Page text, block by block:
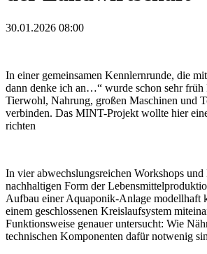
30.01.2026 08:00
In einer gemeinsamen Kennlernrunde, die
dann denke ich an…“ wurde schon sehr
Tierwohl, Nahrung, großen Maschinen und
verbinden. Das MINT-Projekt wollte hier
richten
In vier abwechslungsreichen Workshops
nachhaltigen Form der
Aufbau einer Aquaponik-Anlage modellhaft
einem geschlossenen Kreislaufsystem
Funktionsweise genauer untersucht: Wie
technischen Komponenten dafür notwenig